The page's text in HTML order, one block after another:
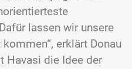
lassen wir unsere
erklärt Donau
Havasi die Idee der